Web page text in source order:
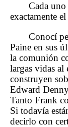
Cada
exactamente
Conocí
Paine en sus
la comunión
largas vidas
construyen
Edward
Tanto Frank
Si todavía
decirlo con